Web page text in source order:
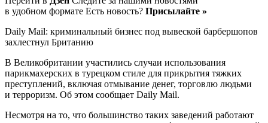
в удобном формате Есть новость? Присылайте »
Daily Mail: криминальный бизнес под вывеской барбершопов
захлестнул Британию
В Великобритании участились случаи использования
парикмахерских в турецком стиле для прикрытия тяжких
преступлений, включая отмывание денег, торговлю людьми
и терроризм. Об этом сообщает Daily Mail.
Несмотря на то, что большинство таких заведений работают